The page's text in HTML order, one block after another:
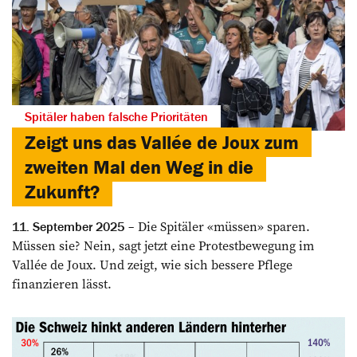
Spitäler haben falsche Prioritäten
Zeigt uns das Vallée de Joux zum
zweiten Mal den Weg in die
Zukunft?
11. September 2025
Die Spitäler «müssen» sparen.
Müssen sie? Nein, sagt jetzt eine Protestbewegung im
Vallée de Joux. Und zeigt, wie sich bessere Pflege
finanzieren lässt.